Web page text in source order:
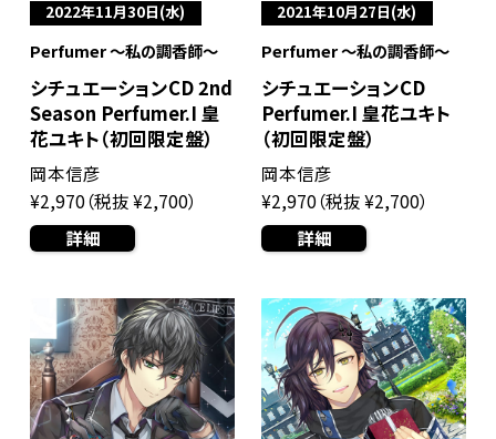
2022年11月30日(水)
Perfumer ～私の調香師～
シチュエーションCD 2nd
Season Perfumer.I 皇
花ユキト（初回限定盤）
岡本信彦
¥2,970（税抜 ¥2,700）
詳細
2021年10月27日(水)
Perfumer ～私の調香師～
シチュエーションCD
Perfumer.I 皇花ユキト
（初回限定盤）
岡本信彦
¥2,970（税抜 ¥2,700）
詳細